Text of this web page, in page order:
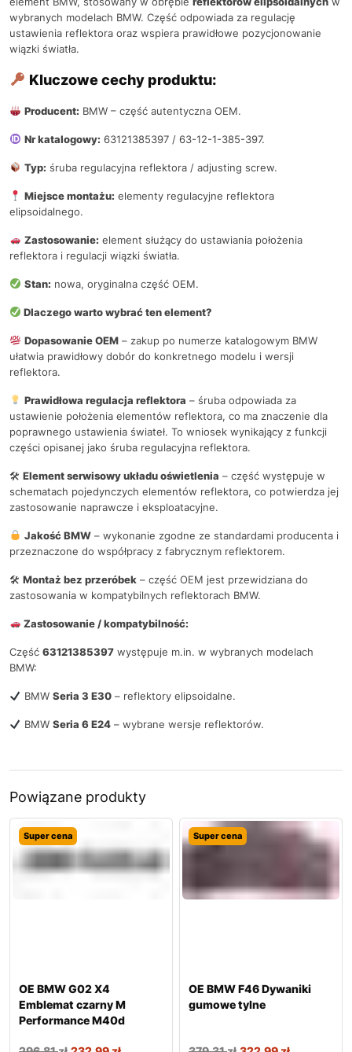
wybranych modelach BMW. Część odpowiada za regulację
ustawienia reflektora oraz wspiera prawidłowe pozycjonowanie
wiązki światła.
Kluczowe cechy produktu:
Producent: BMW – część autentyczna OEM.
Nr katalogowy: 63121385397 / 63-12-1-385-397.
Typ: śruba regulacyjna reflektora / adjusting screw.
Miejsce montażu: elementy regulacyjne reflektora
elipsoidalnego.
Zastosowanie: element służący do ustawiania położenia
reflektora i regulacji wiązki światła.
Stan: nowa, oryginalna część OEM.
Dlaczego warto wybrać ten element?
Dopasowanie OEM– zakup po numerze katalogowym BMW
ułatwia prawidłowy dobór do konkretnego modelu i wersji
reflektora.
Prawidłowa regulacja reflektora – śruba odpowiada za
ustawienie położenia elementów reflektora, co ma znaczenie dla
poprawnego ustawienia świateł. To wniosek wynikający z funkcji
części opisanej jako śruba regulacyjna reflektora.
🛠 Element serwisowy układu oświetlenia – część występuje w
schematach pojedynczych elementów reflektora, co potwierdza jej
zastosowanie naprawcze i eksploatacyjne.
Jakość BMW– wykonanie zgodne ze standardami producenta i
przeznaczone do współpracy z fabrycznym reflektorem.
🛠 Montaż bez przeróbek – część OEM jest przewidziana do
zastosowania w kompatybilnych reflektorach BMW.
Zastosowanie / kompatybilność:
Część 63121385397 występuje m.in. w wybranych modelach
BMW:
BMW Seria 3 E30– reflektory elipsoidalne.
BMW Seria 6 E24– wybrane wersje reflektorów.
Powiązane produkty
Super cena
OE BMW G02 X4
Emblemat czarny M
Performance M40d
Super cena
OE BMW F46 Dywaniki
gumowe tylne